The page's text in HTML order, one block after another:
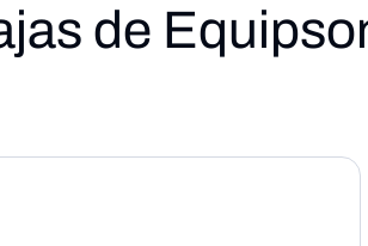
de